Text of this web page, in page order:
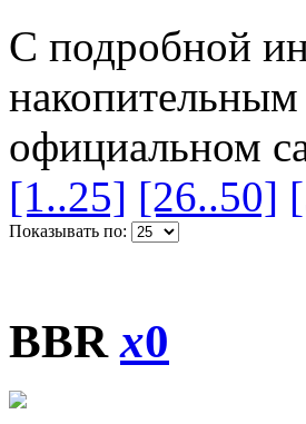
С подробной
официальном
[1..25] [26..50]
Показывать по:
BBRx0